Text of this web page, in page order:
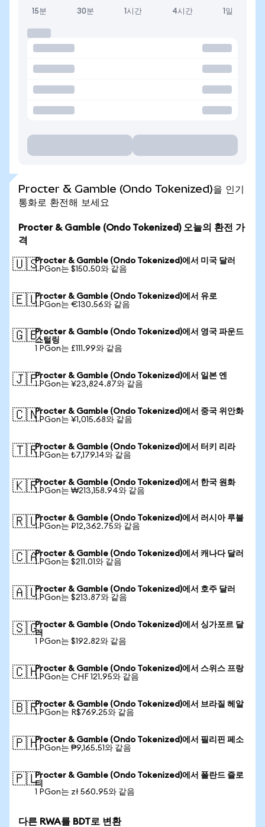
15분 30분 1시간 4시간 1일
Procter & Gamble (Ondo Tokenized)을 인기
통화로 환전해 보세요
Procter & Gamble (Ondo Tokenized) 오늘의 환전 가
격
🇺🇸Procter & Gamble (Ondo Tokenized)에서 미국 달러
1 PGon는 $150.50와 같음
🇪🇺Procter & Gamble (Ondo Tokenized)에서 유로
1 PGon는 €130.56와 같음
🇬🇧Procter & Gamble (Ondo Tokenized)에서 영국 파운드
스털링
1 PGon는 £111.99와 같음
🇯🇵Procter & Gamble (Ondo Tokenized)에서 일본 엔
1 PGon는 ¥23,824.87와 같음
🇨🇳Procter & Gamble (Ondo Tokenized)에서 중국 위안화
1 PGon는 ¥1,015.68와 같음
🇹🇷Procter & Gamble (Ondo Tokenized)에서 터키 리라
1 PGon는 ₺7,179.14와 같음
🇰🇷Procter & Gamble (Ondo Tokenized)에서 한국 원화
1 PGon는 ₩213,158.94와 같음
🇷🇺Procter & Gamble (Ondo Tokenized)에서 러시아 루블
1 PGon는 ₽12,362.75와 같음
🇨🇦Procter & Gamble (Ondo Tokenized)에서 캐나다 달러
1 PGon는 $211.01와 같음
🇦🇺Procter & Gamble (Ondo Tokenized)에서 호주 달러
1 PGon는 $213.87와 같음
🇸🇬Procter & Gamble (Ondo Tokenized)에서 싱가포르 달
러
1 PGon는 $192.82와 같음
🇨🇭Procter & Gamble (Ondo Tokenized)에서 스위스 프랑
1 PGon는 CHF 121.95와 같음
🇧🇷Procter & Gamble (Ondo Tokenized)에서 브라질 헤알
1 PGon는 R$769.25와 같음
🇵🇭Procter & Gamble (Ondo Tokenized)에서 필리핀 페소
1 PGon는 ₱9,165.51와 같음
🇵🇱Procter & Gamble (Ondo Tokenized)에서 폴란드 즐로
티
1 PGon는 zł 560.95와 같음
다른 RWA를 BDT로 변환